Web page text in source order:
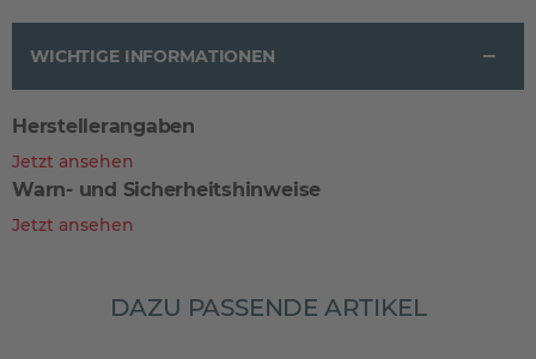
WICHTIGE INFORMATIONEN
Herstellerangaben
Jetzt ansehen
Warn- und Sicherheitshinweise
Jetzt ansehen
DAZU PASSENDE ARTIKEL